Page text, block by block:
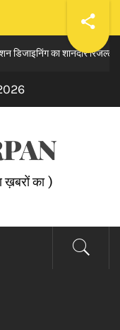
शानदार रिजल्ट घोषित
का )